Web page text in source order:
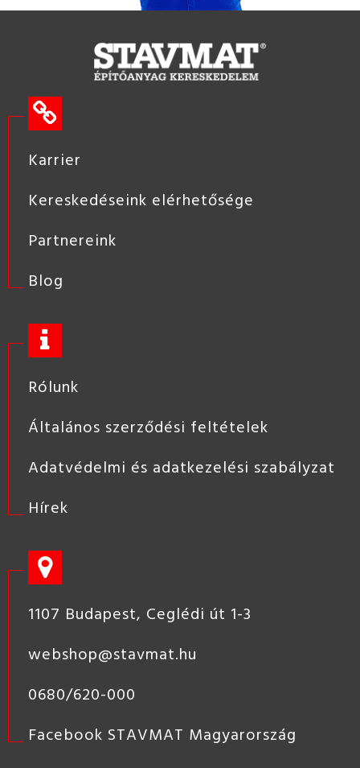
Karrier
Kereskedéseink elérhetősége
Partnereink
Blog
Rólunk
Általános szerződési feltételek
Adatvédelmi és adatkezelési szabályzat
Hírek
1107 Budapest, Ceglédi út 1-3
webshop@stavmat.hu
0680/620-000
Facebook STAVMAT Magyarország